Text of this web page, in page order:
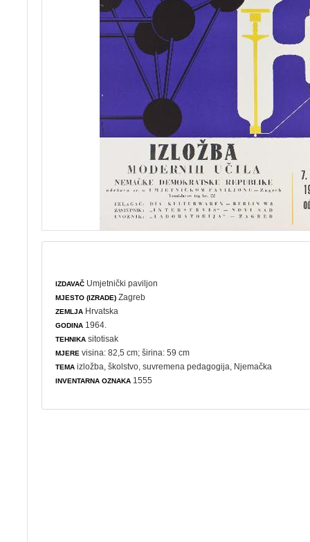
IZDAVAČ Umjetnički paviljon
MJESTO (IZRADE) Zagreb
ZEMLJA Hrvatska
GODINA 1964.
TEHNIKA sitotisak
MJERE visina: 82,5 cm; širina: 59 cm
TEMA izložba ,školstvo ,suvremena pedagogija , Njemačka
INVENTARNA OZNAKA 1555